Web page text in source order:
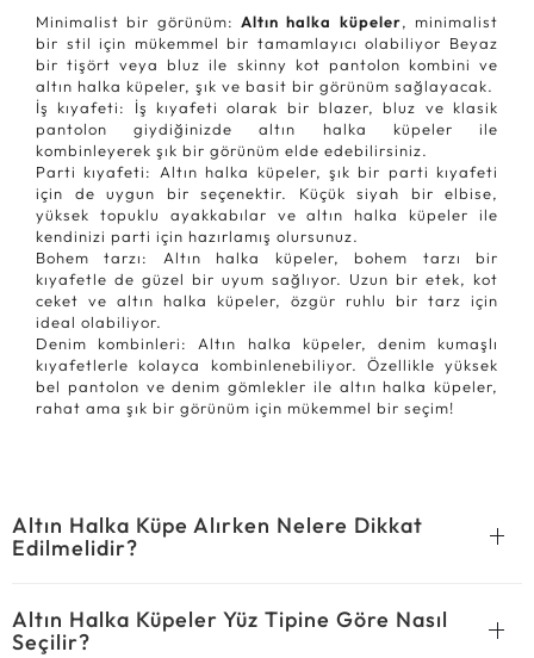
Minimalist bir görünüm: Altın halka küpeler, minimalist
bir stil için mükemmel bir tamamlayıcı olabiliyor Beyaz
bir tişört veya bluz ile skinny kot pantolon kombini ve
altın halka küpeler, şık ve basit bir görünüm sağlayacak.
İş kıyafeti: İş kıyafeti olarak bir blazer, bluz ve klasik
pantolon giydiğinizde altın halka küpeler ile
kombinleyerek şık bir görünüm elde edebilirsiniz.
Parti kıyafeti: Altın halka küpeler, şık bir parti kıyafeti
için de uygun bir seçenektir. Küçük siyah bir elbise,
yüksek topuklu ayakkabılar ve altın halka küpeler ile
kendinizi parti için hazırlamış olursunuz.
Bohem tarzı: Altın halka küpeler, bohem tarzı bir
kıyafetle de güzel bir uyum sağlıyor. Uzun bir etek, kot
ceket ve altın halka küpeler, özgür ruhlu bir tarz için
ideal olabiliyor.
Denim kombinleri: Altın halka küpeler, denim kumaşlı
kıyafetlerle kolayca kombinlenebiliyor. Özellikle yüksek
bel pantolon ve denim gömlekler ile altın halka küpeler,
rahat ama şık bir görünüm için mükemmel bir seçim!
Altın Halka Küpe Alırken Nelere Dikkat
Edilmelidir?
Altın Halka Küpeler Yüz Tipine Göre Nasıl
Seçilir?